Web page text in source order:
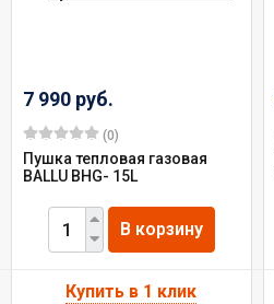
7 990 руб.
(0)
Пушка тепловая газовая
BALLU BНG- 15L
В корзину